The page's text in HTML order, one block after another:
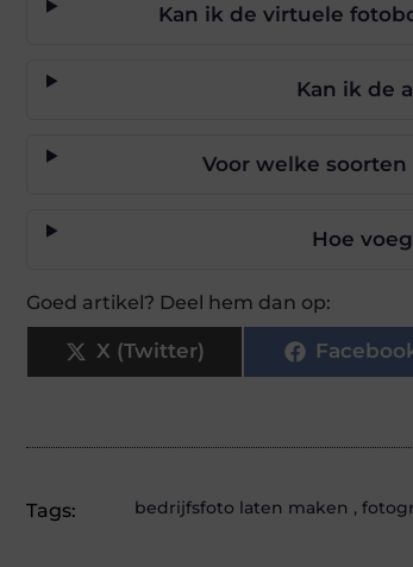
Kan ik de virtuele
Kan ik de
Voor welke
Hoe
Goed artikel? Deel hem dan op:
X (Twitter)
Tags: bedrijfsfoto laten maken ,